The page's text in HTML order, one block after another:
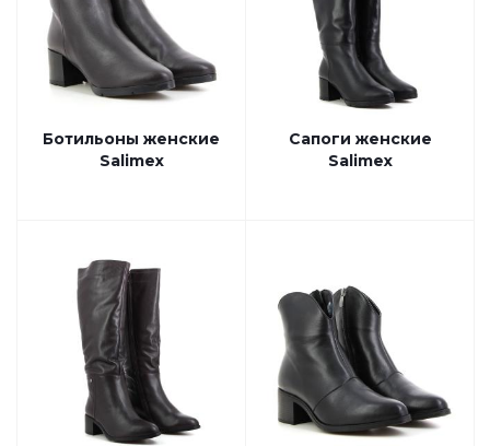
Ботильоны женские
Salimex
Сапоги женские
Salimex